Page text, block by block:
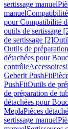
sertissage manuel
manuel
pour Compatibilité
outils de sertissage
de sertissage [2]
Outils de
détachées pour
contrôleAccessoires
Geberit PushFit
PushFitOutils de
de préparation de
détachées pour
MeplaPièces
sertissage manuel